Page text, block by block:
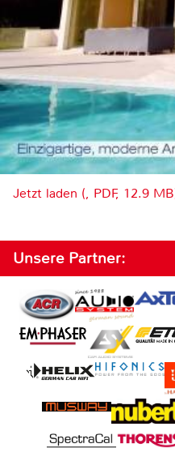
Jetzt laden (, PDF, 12.9
Unsere Partner: